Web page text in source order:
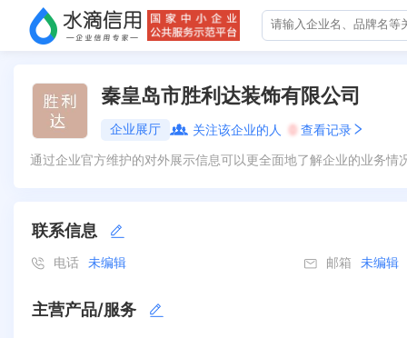
秦皇岛市胜利达装饰有限公司
企业展厅 关注该企业的人 0 查看记录
通过企业官方维护的对外展示信息可以更全面地了解企业的业务
联系信息
电话 未编辑 邮箱 未编辑
主营产品/服务